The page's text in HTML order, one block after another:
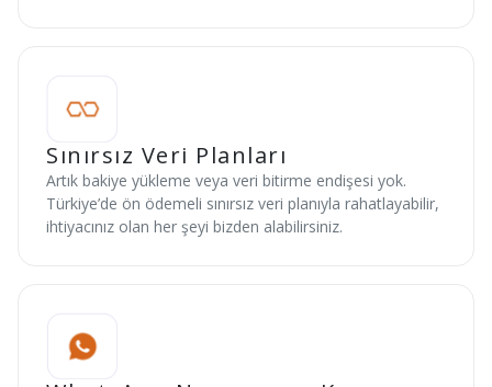
Sınırsız Veri Planları
Artık bakiye yükleme veya veri bitirme endişesi yok.
Türkiye’de ön ödemeli sınırsız veri planıyla rahatlayabilir,
ihtiyacınız olan her şeyi bizden alabilirsiniz.